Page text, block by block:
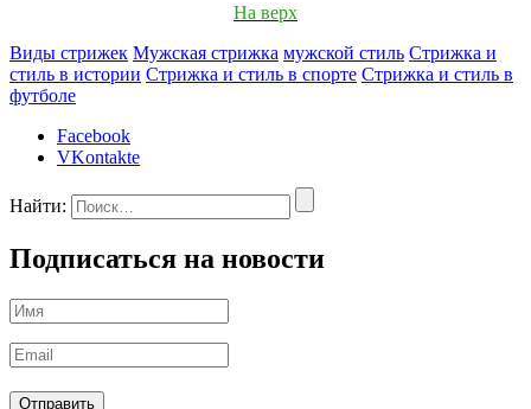
На верх
Виды стрижек Мужская стрижка мужской стиль Стрижка и
стиль в истории Стрижка и стиль в спорте Стрижка и стиль в
футболе
Facebook
VKontakte
Найти:
Подписаться на новости